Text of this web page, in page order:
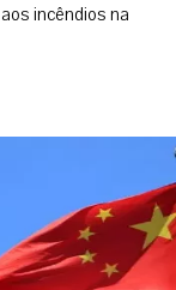
incêndios na